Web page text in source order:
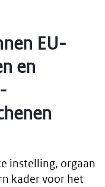
EU-
en
instelling, orgaan
kader voor het